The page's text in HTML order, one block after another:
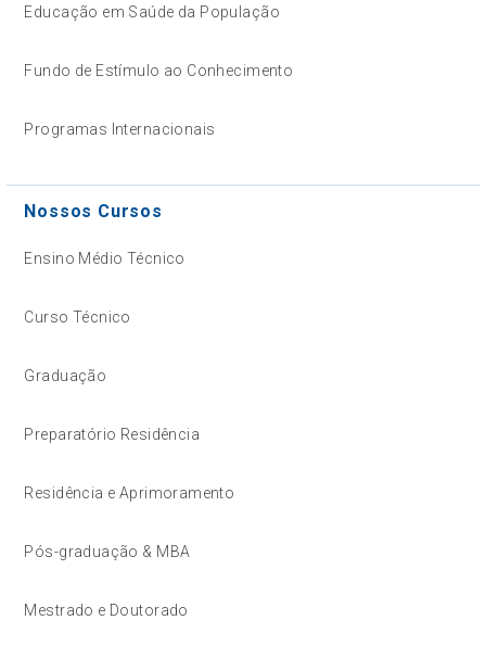
Educação em Saúde da População
Fundo de Estímulo ao Conhecimento
Programas Internacionais
Nossos Cursos
Ensino Médio Técnico
Curso Técnico
Graduação
Preparatório Residência
Residência e Aprimoramento
Pós-graduação & MBA
Mestrado e Doutorado